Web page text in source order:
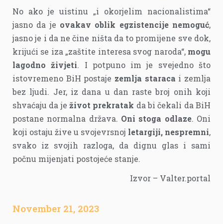
No ako je uistinu „i okorjelim nacionalistima“
jasno da je ovakav oblik egzistencije nemoguć,
jasno je i da ne čine ništa da to promijene sve dok,
krijući se iza „zaštite interesa svog naroda“, mogu
lagodno živjeti. I potpuno im je svejedno što
istovremeno BiH postaje zemlja staraca i zemlja
bez ljudi. Jer, iz dana u dan raste broj onih koji
shvaćaju da je život prekratak da bi čekali da BiH
postane normalna država. Oni stoga odlaze. Oni
koji ostaju žive u svojevrsnoj letargiji, nespremni,
svako iz svojih razloga, da dignu glas i sami
počnu mijenjati postojeće stanje.
Izvor – Valter.portal
November 21, 2023